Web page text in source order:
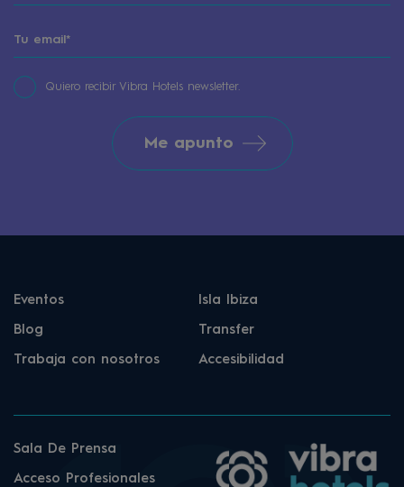
Quiero recibir Vibra Hotels newsletter.
Me apunto
Eventos Isla Ibiza
Blog Transfer
Trabaja con nosotros Accesibilidad
Sala De Prensa
Acceso Profesionales